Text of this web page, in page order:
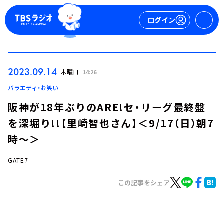
ログイン
ログイン
2023.09.14 木曜日 14:26
バラエティ・お笑い
阪神が18年ぶりのARE!セ・リーグ最終盤
を深堀り!!【里崎智也さん】＜9/17（日）朝7
時～＞
GATE7
この記事をシェア